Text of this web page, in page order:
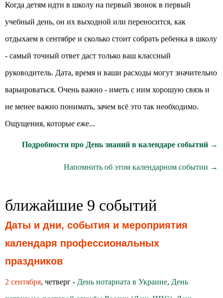
Когда детям идти в школу на первый звонок в первый
учебный день, он их выходной или переносится, как
отдыхаем в сентябре и сколько стоит собрать ребенка в школу
- самый точный ответ даст только ваш классный
руководитель. Дата, время и ваши расходы могут значительно
варьироваться. Очень важно - иметь с ним хорошую связь и
не менее важно понимать, зачем всё это так необходимо.
Ощущения, которые еже...
Подробности про День знаний в календаре событий →
Напомнить об этом календарном событии →
ближайшие 9 событий
Даты и дни, события и мероприятия
календаря профессиональных
праздников
2 сентября, четверг - День нотариата в Украине, День